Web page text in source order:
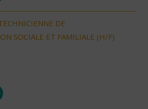
DE
SOCIALE ET FAMILIALE (H/F)